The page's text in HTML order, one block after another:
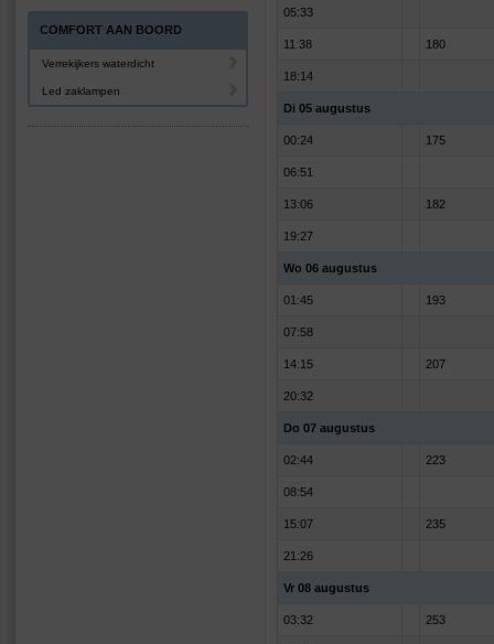
05:33
11:38 180
18:14
Di 05 augustus
00:24 175
06:51
13:06 182
19:27
Wo 06 augustus
01:45 193
07:58
14:15 207
20:32
Do 07 augustus
02:44 223
08:54
15:07 235
21:26
Vr 08 augustus
03:32 253
COMFORT AAN BOORD
Verrekijkers waterdicht
Led zaklampen